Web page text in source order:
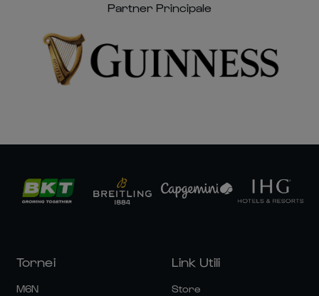
Partner Principale
Tornei
M6N
Link Utili
Store